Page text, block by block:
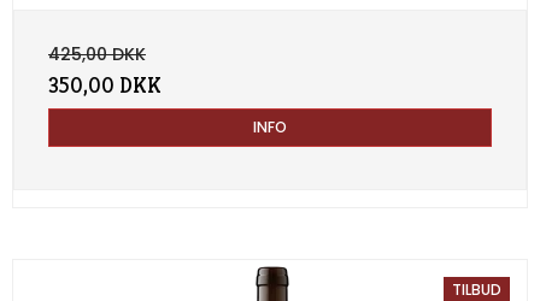
425,00 DKK
350,00 DKK
INFO
TILBUD